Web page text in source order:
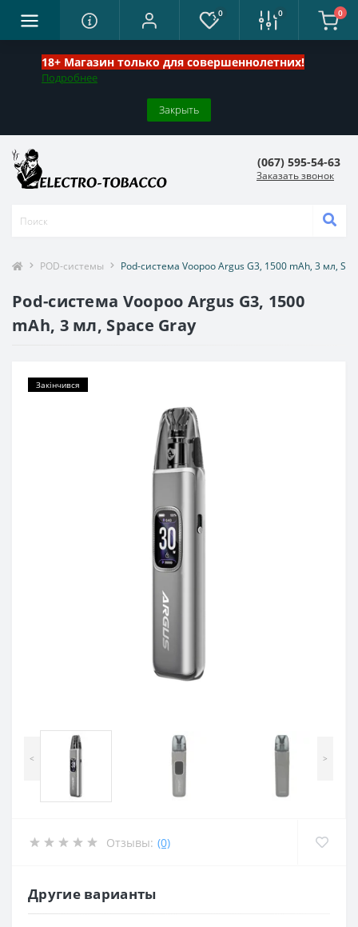
18+ Магазин только для совершеннолетних!
Подробнее
Закрыть
0 0 0
(067) 595-54-63
Заказать звонок
POD-системы Pod-система Voopoo Argus G3, 1500 mAh, 3 мл,
Pod-система Voopoo Argus G3, 1500
mAh, 3 мл, Space Gray
Закінчився
< >
Отзывы: (0)
Другие варианты